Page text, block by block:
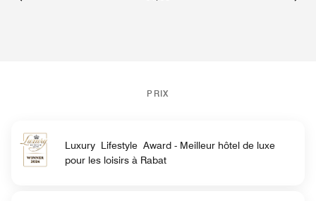
PRIX
Luxury Lifestyle Award - Meilleur hôtel de luxe
pour les loisirs à Rabat